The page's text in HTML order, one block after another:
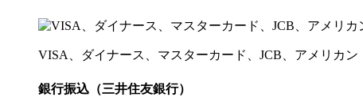
VISA、ダイナース、マスターカード、JCB、アメリカン
銀行振込（三井住友銀行）